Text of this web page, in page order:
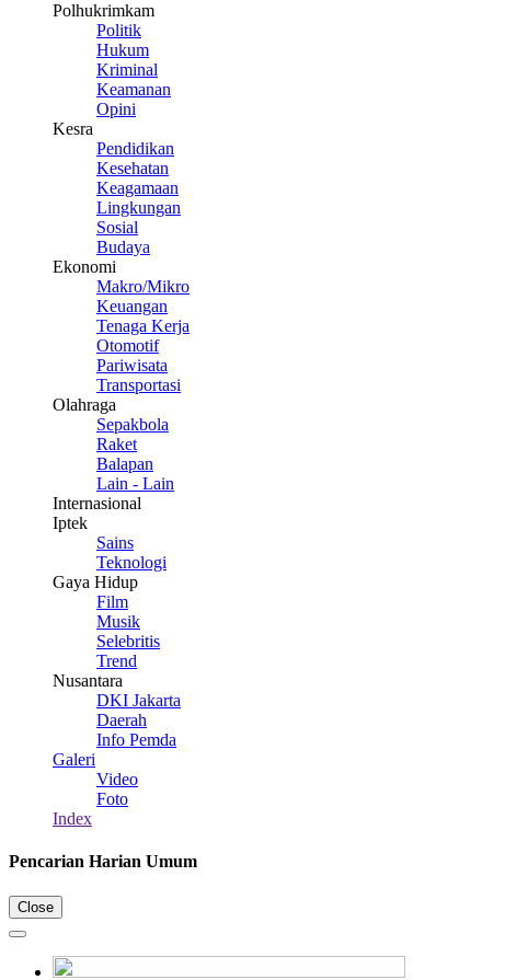
Polhukrimkam
Politik
Hukum
Kriminal
Keamanan
Opini
Kesra
Pendidikan
Kesehatan
Keagamaan
Lingkungan
Sosial
Budaya
Ekonomi
Makro/Mikro
Keuangan
Tenaga Kerja
Otomotif
Pariwisata
Transportasi
Olahraga
Sepakbola
Raket
Balapan
Lain - Lain
Internasional
Iptek
Sains
Teknologi
Gaya Hidup
Film
Musik
Selebritis
Trend
Nusantara
DKI Jakarta
Daerah
Info Pemda
Galeri
Video
Foto
Index
Pencarian Harian Umum
Close